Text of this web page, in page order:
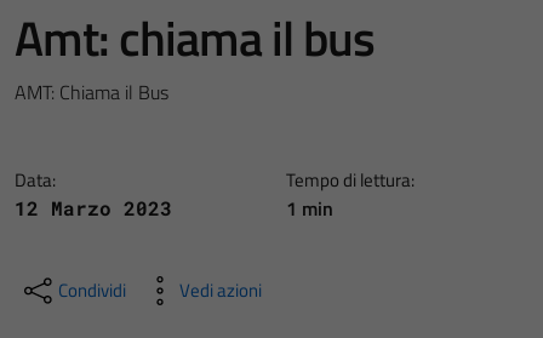
Amt: chiama il bus
AMT: Chiama il Bus
Data:
12 Marzo 2023
Tempo di lettura:
1 min
Condividi Vedi azioni